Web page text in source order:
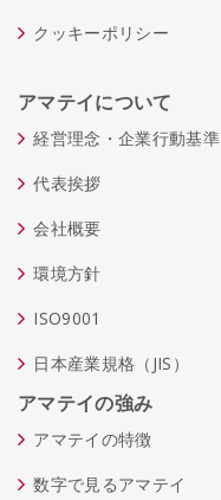
クッキーポリシー
アマテイについて
経営理念・企業行動基準
代表挨拶
会社概要
環境方針
ISO9001
日本産業規格（JIS）
アマテイの強み
アマテイの特徴
数字で見るアマテイ